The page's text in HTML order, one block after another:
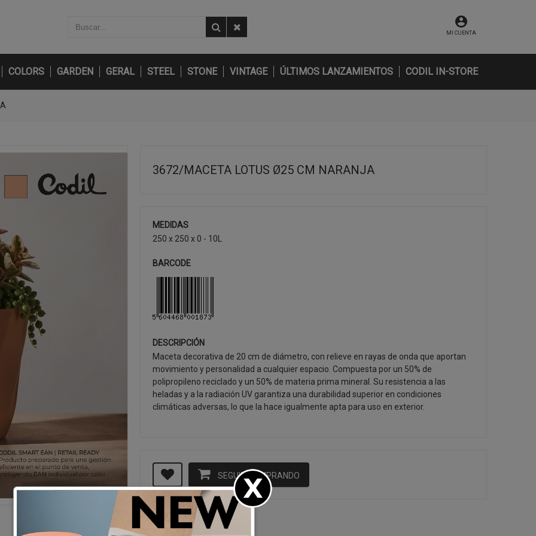
MI CUENTA
COLORS GARDEN GERAL STEEL STONE VINTAGE ÚLTIMOS LANZAMIENTOS CODIL IN-STORE
3672/MACETA LOTUS Ø25 CM NARANJA
MEDIDAS
250 x 250 x 0 - 10L
BARCODE
DESCRIPCIÓN
Maceta decorativa de 20 cm de diámetro, con relieve en rayas de onda que aportan
movimiento y personalidad a cualquier espacio. Compuesta por un 50% de
polipropileno reciclado y un 50% de materia prima mineral. Su resistencia a las
heladas y a la radiación UV garantiza una durabilidad superior en condiciones
climáticas adversas, lo que la hace igualmente apta para uso en exterior.
SEGUIR COMPRANDO